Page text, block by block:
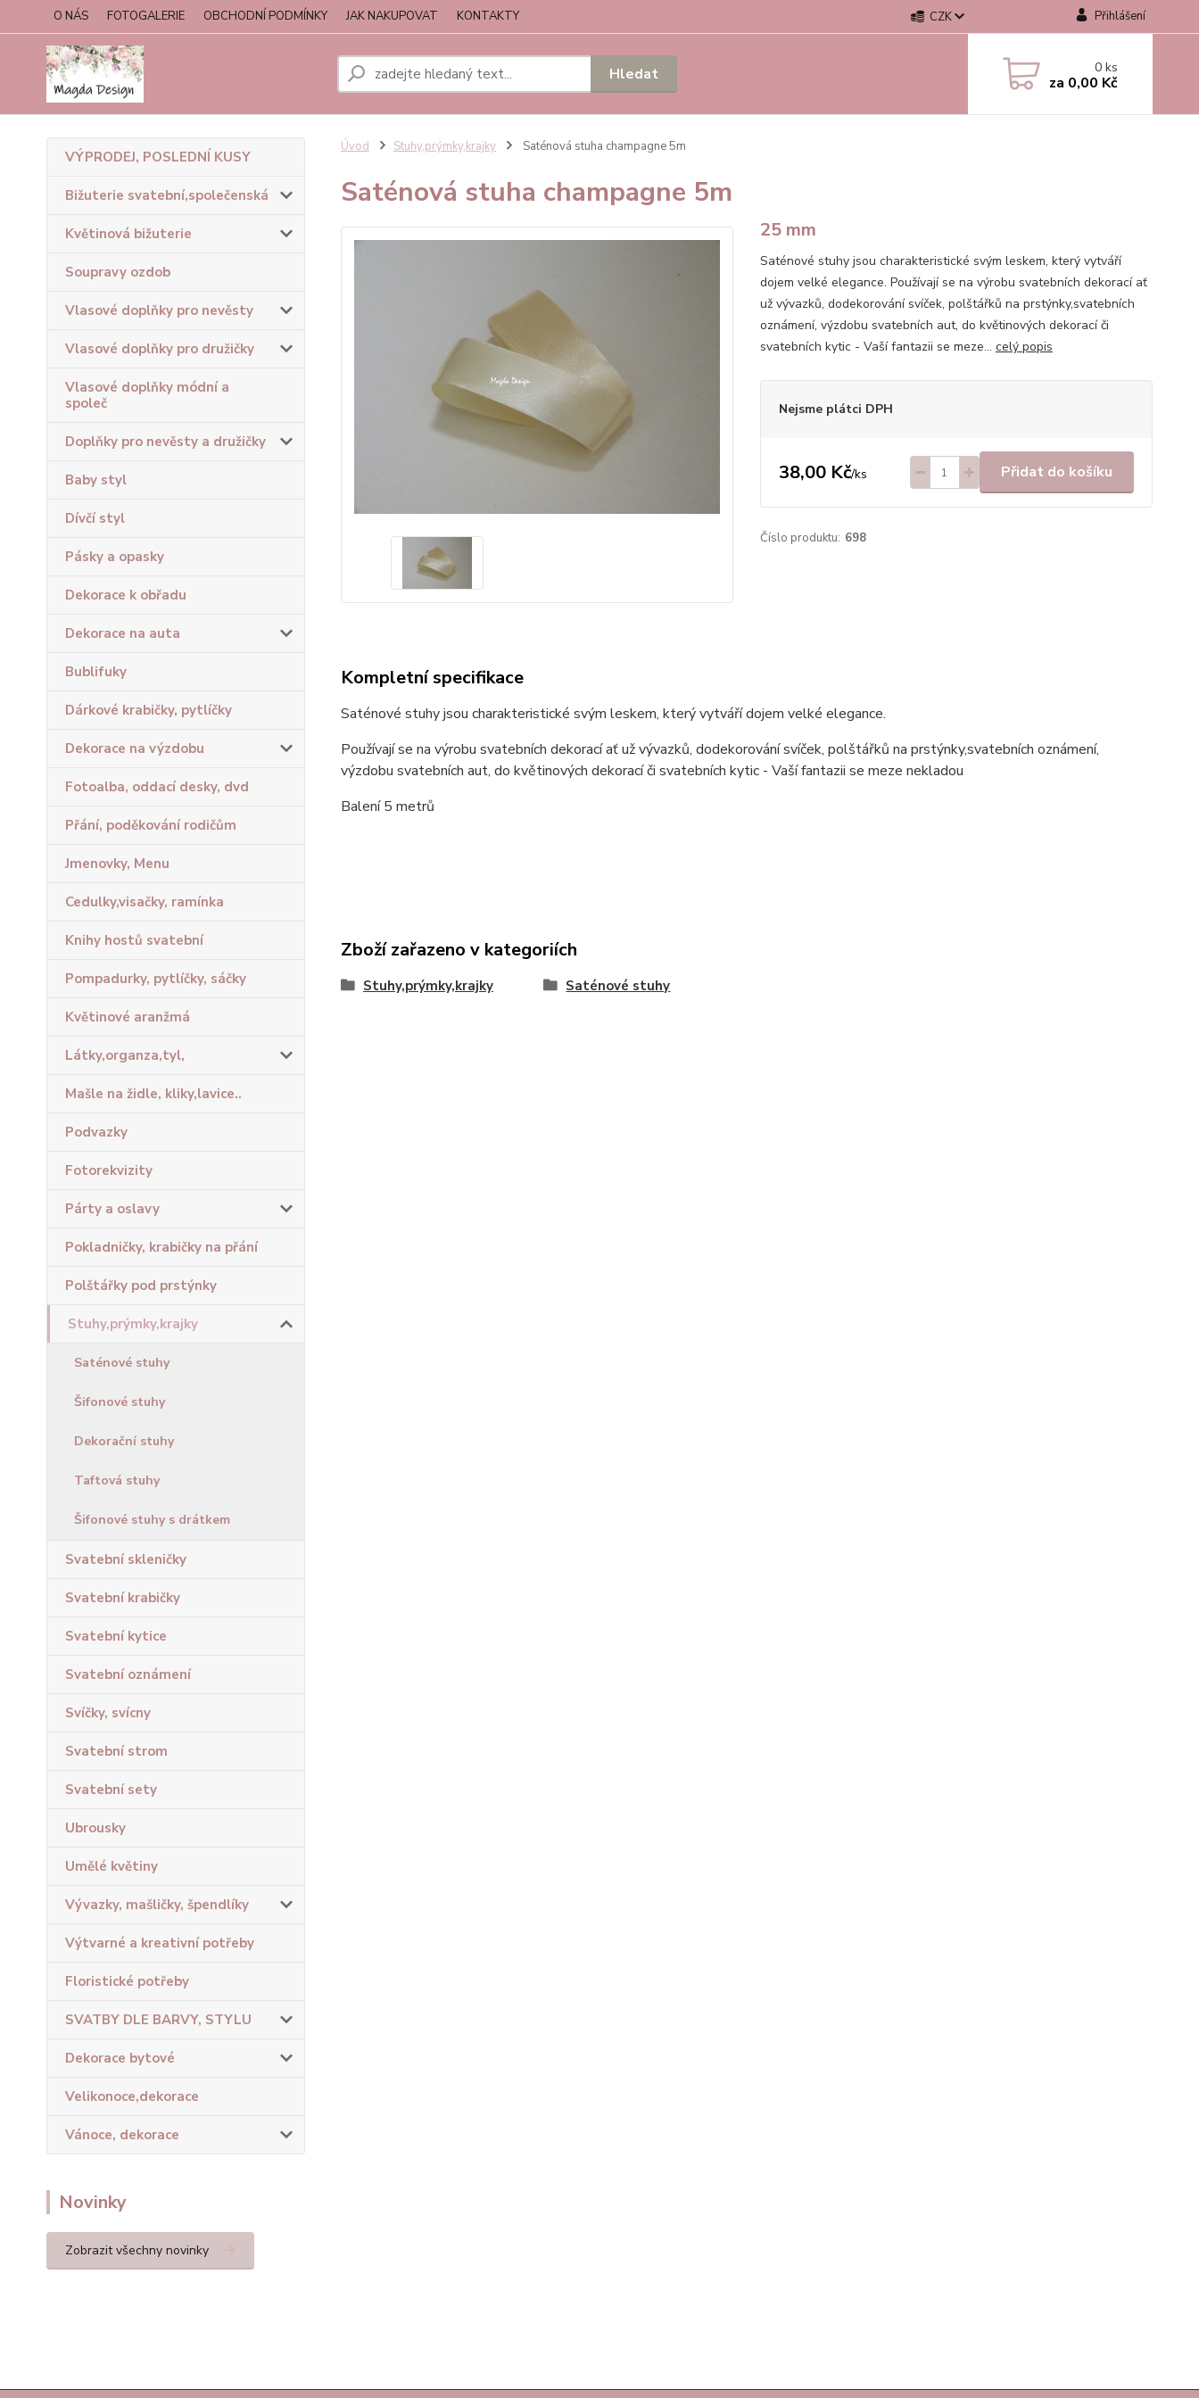
O NÁS FOTOGALERIE OBCHODNÍ PODMÍNKY JAK NAKUPOVAT KONTAKTY CZK Přihlášení
Hledat 0ks
za 0,00 Kč
VÝPRODEJ, POSLEDNÍ KUSY
Bižuterie svatební,společenská
Květinová bižuterie
Soupravy ozdob
Vlasové doplňky pro nevěsty
Vlasové doplňky pro družičky
Vlasové doplňky módní a
společ
Doplňky pro nevěsty a družičky
Baby styl
Dívčí styl
Pásky a opasky
Dekorace k obřadu
Dekorace na auta
Bublifuky
Dárkové krabičky, pytlíčky
Dekorace na výzdobu
Fotoalba, oddací desky, dvd
Přání, poděkování rodičům
Jmenovky, Menu
Cedulky,visačky, ramínka
Knihy hostů svatební
Pompadurky, pytlíčky, sáčky
Květinové aranžmá
Látky,organza,tyl,
Mašle na židle, kliky,lavice..
Podvazky
Fotorekvizity
Párty a oslavy
Pokladničky, krabičky na přání
Polštářky pod prstýnky
Stuhy,prýmky,krajky
Saténové stuhy
Šifonové stuhy
Dekorační stuhy
Taftová stuhy
Šifonové stuhy s drátkem
Svatební skleničky
Svatební krabičky
Svatební kytice
Svatební oznámení
Svíčky, svícny
Svatební strom
Svatební sety
Ubrousky
Umělé květiny
Vývazky, mašličky, špendlíky
Výtvarné a kreativní potřeby
Floristické potřeby
SVATBY DLE BARVY, STYLU
Dekorace bytové
Velikonoce,dekorace
Vánoce, dekorace
Novinky
Zobrazit všechny novinky
Úvod Stuhy,prýmky,krajky Saténová stuha champagne 5m
Saténová stuha champagne 5m
25 mm
Saténové stuhy jsou charakteristické svým leskem, který vytváří
dojem velké elegance. Používají se na výrobu svatebních dekorací ať
už vývazků, dodekorování svíček, polštářků na prstýnky,svatebních
oznámení, výzdobu svatebních aut, do květinových dekorací či
svatebních kytic - Vaší fantazii se meze... celý popis
Nejsme plátci DPH
38,00 Kč/ks Přidat do košíku
Číslo produktu: 698
Kompletní specifikace
Saténové stuhy jsou charakteristické svým leskem, který vytváří dojem velké elegance.
Používají se na výrobu svatebních dekorací ať už vývazků, dodekorování svíček, polštářků na prstýnky,svatebních oznámení,
výzdobu svatebních aut, do květinových dekorací či svatebních kytic - Vaší fantazii se meze nekladou
Balení 5 metrů
Zboží zařazeno v kategoriích
Stuhy,prýmky,krajky Saténové stuhy